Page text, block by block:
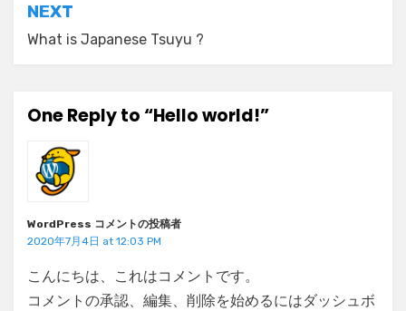
navigation
NEXT
What is Japanese Tsuyu ?
One Reply to “Hello world!”
WordPress コメントの投稿者
2020年7月4日 at 12:03 PM
こんにちは、これはコメントです。
コメントの承認、編集、削除を始めるにはダッシュボ